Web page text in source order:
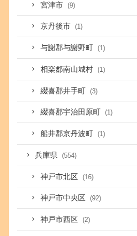
宮津市 (9)
京丹後市 (1)
与謝郡与謝野町 (1)
相楽郡南山城村 (1)
綴喜郡井手町 (3)
綴喜郡宇治田原町 (1)
船井郡京丹波町 (1)
兵庫県 (554)
神戸市北区 (16)
神戸市中央区 (92)
神戸市西区 (2)